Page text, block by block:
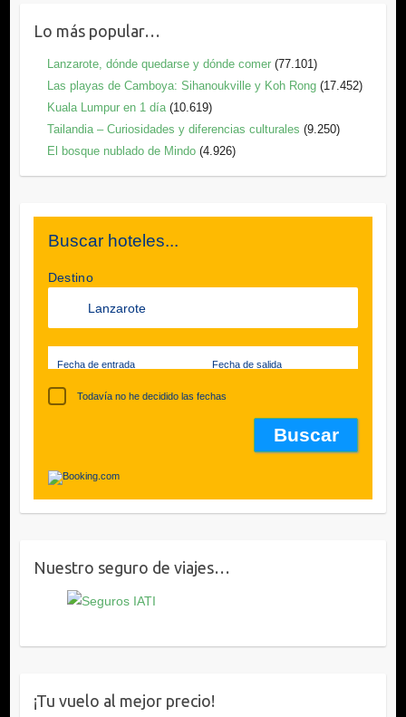
Lo más popular…
Lanzarote, dónde quedarse y dónde comer (77.101)
Las playas de Camboya: Sihanoukville y Koh Rong (17.452)
Kuala Lumpur en 1 día (10.619)
Tailandia – Curiosidades y diferencias culturales (9.250)
El bosque nublado de Mindo (4.926)
Buscar hoteles...
Destino
Fecha de entrada Fecha de salida
Todavía no he decidido las fechas
Nuestro seguro de viajes…
¡Tu vuelo al mejor precio!